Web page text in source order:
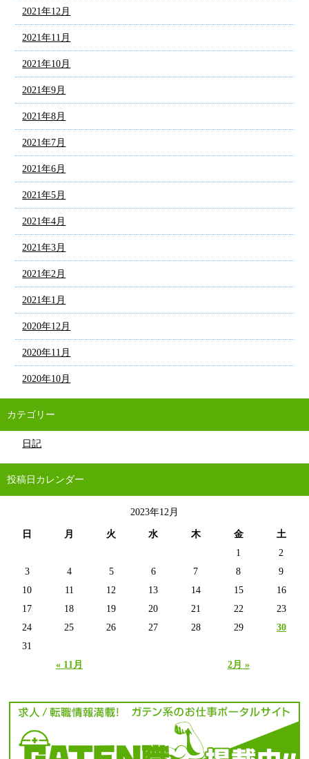
2021年12月
2021年11月
2021年10月
2021年9月
2021年8月
2021年7月
2021年6月
2021年5月
2021年4月
2021年3月
2021年2月
2021年1月
2020年12月
2020年11月
2020年10月
カテゴリー
日記
投稿日カレンダー
2023年12月
日 月 火 水 木 金 土
« 11月 2月 »
1
2
3
4 5 6 7 8
9
10
11 12 13 14 15
16
17
18 19 20 21 22
23
24
25 26 27 28 29
30
31